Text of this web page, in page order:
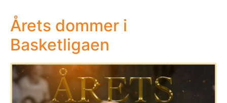
Årets dommer i
Basketligaen